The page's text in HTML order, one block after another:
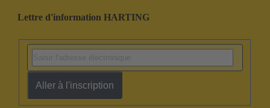
Lettre d'information HARTING
Aller à l'inscription